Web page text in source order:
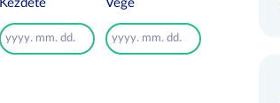
Kezdete Vége